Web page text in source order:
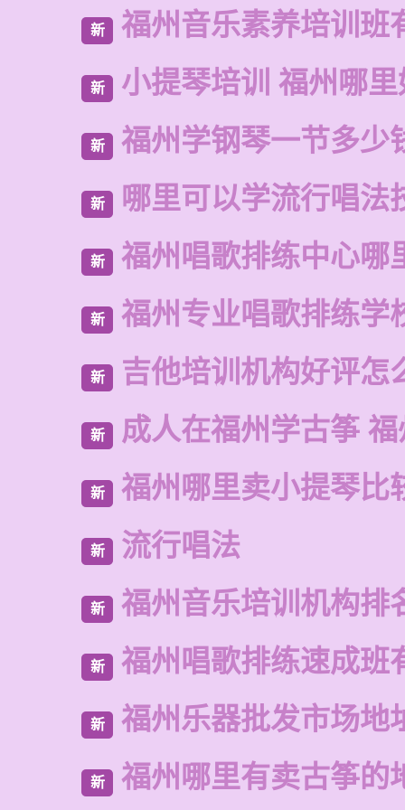
新 福州音乐素养培训班
新 小提琴培训 福州哪
新 福州学钢琴一节多少
新 哪里可以学流行唱法
新 福州唱歌排练中心哪
新 福州专业唱歌排练学
新 吉他培训机构好评怎
新 成人在福州学古筝
新 福州哪里卖小提琴比
新 流行唱法
新 福州音乐培训机构排
新 福州唱歌排练速成班
新 福州乐器批发市场地
新 福州哪里有卖古筝的